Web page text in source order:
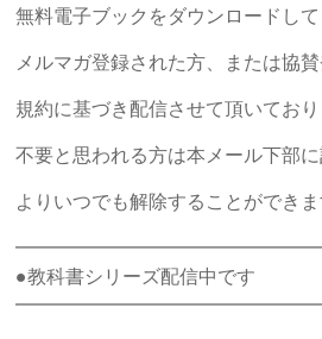
無料電子ブックをダウンロードして
メルマガ登録された方、または協賛
規約に基づき配信させて頂いており
不要と思われる方は本メール下部
よりいつでも解除することができま
●教科書シリーズ配信中です